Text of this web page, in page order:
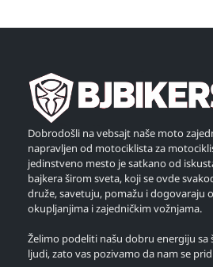
Dobrodošli na vebsajt naše moto
napravljen od motociklista za
jedinstveno mesto je satkano od
bajkera širom sveta, koji se ovde
druže, savetuju, pomažu i dogovaraju o
okupljanjima i zajedničkim vožnjama.
Želimo podeliti našu dobru energiju sa
ljudi, zato vas pozivamo da nam se